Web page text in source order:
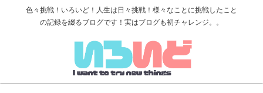
色々挑戦！いろいど！人生は日々挑戦！様々なことに挑戦したこと
の記録を綴るブログです！実はブログも初チャレンジ。。